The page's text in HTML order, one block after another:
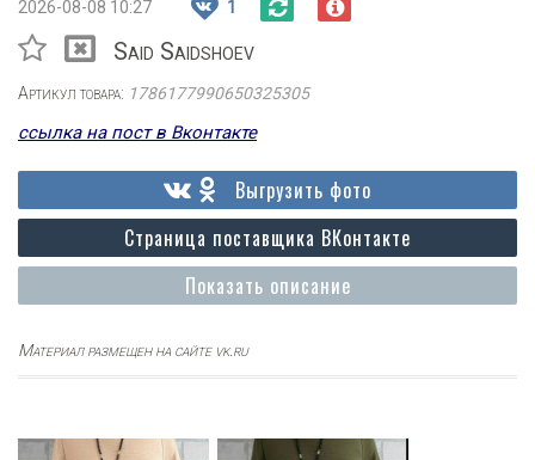
2026-08-08 10:27 1
Said Saidshoev
Артикул товара: 1786177990650325305
ссылка на пост в Вконтакте
Показать описание
Страница поставщика ВКонтакте
Выгрузить фото
Материал размещен на сайте vk.ru